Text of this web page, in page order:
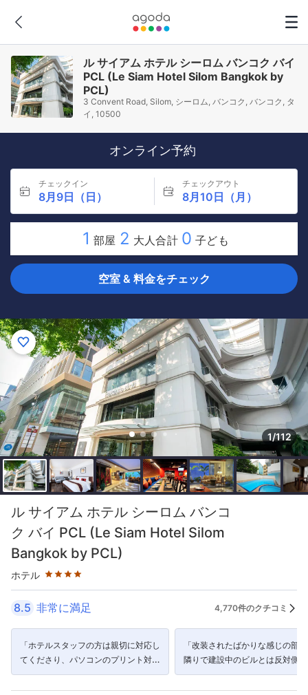
ル サイアム ホテル シーロム バンコク バイ
PCL (Le Siam Hotel Silom Bangkok by
PCL)
3 Convent Road, Silom, シーロム, バンコク, バンコク, タ
イ, 10500
オンライン予約
チェックイン
8月9日（日）
チェックアウト
8月10日（月）
1 部屋 2 大人合計 0 子ども
空室 & 料金をチェック
1/112
ル サイアム ホテル シーロム バンコ
ク バイ PCL (Le Siam Hotel Silom
Bangkok by PCL)
ホテル
星評価 4つ星
8.5 非常に満足 4,770件のクチコミ
「ホテルスタッフの方は親切に対応し
てくださり、パソコンのプリント対応
も丁寧に対応して頂きました(^^♪」
「改装されたばかりな感じの部
隣りで建設中のビルとは反対側
音も無くキレイで快適でした。」